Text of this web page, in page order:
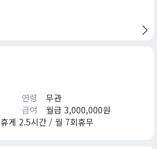
연령
무관
급여
월급 3,000,000원
게 2.5시간 / 월 7회휴무